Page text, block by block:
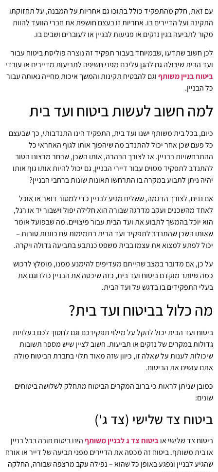
עם זאת, חלק מהתפקיד כולל בתוכו גם אחריות על המבנה, על תחזוקתו
התקינה ועל הדיירים בו. אחריות זו בעצם חושפת את חברי הוועד להוות
מקור לתביעה בגין נזקים או פגיעות לבניין או לעוברים ושבים בו.
לכן חשוב שתדעו ,שבמיוחד בעבור תפקיד זה נוצרה פוליסת ביטוח עבור
ועד הבית שיכולה גם להגן עליכם מפני חשיפה לתביעות מדיירים או עובדי
ביטוח בניין משותףוגם להבטיח תקינות והמשך איכות מחייה נאותה עבור
כל הבניין.
למה חשוב לעשות ביטוח ועד בית
כיום, בכל בית משותף ישנו ועד בית, התפקיד הינו התנדבותי, כך שבעצם
כל פעם שכן אחר יכול להתנדב מה שיהפוך אותו לגוף האחראי כל
ההתרחשויות בבניין.אז לצורך הבהרה, אותו השכן, שבחר מרצונו הטוב
להתנדב לתפקיד מסוים עבור דיירי הבניין, גם יכול להיות אותו גוף אותו
יהיה ניתן לתבוע במקרה בו התרחשו תאונות שונות ברחבי הבניין?
אם נניח, לצורך הדגמה, ששליח מגיע לבניין כדי למסור דואר או אוכל
לאחד מהשכנים ועקב מדרגה שבורה הוא חלילה יפול וישבור יד או רגל,
הוא יוכל בהמשך לתבוע את ועד הבית עבור פיצויים. מה שבפועל אומר
שאותו השכן שהתנדב לתפקיד ועד הבית בתמימות עם כוונות טובות –
יכול לפתע למצוא את עצמו בבית משפט כנתבע בתביעה גדולה ויקרה.
על כן, אם מדובר במצב שהייתם מעדיפים להימנע ממנו, מומלץ לרכוש
כמה שיותר מוקדם ביטוח ועד בית, כזה שיכסה את הבניין כולו וגם את
בעלי התפקידים בו בדגש על ועד הבית.
מה כלול בביטוח ועד בית?
ביטוח ועד הבית יכול להקל על מילוי תפקידכם וגם לחסוך לכם בעלויות
גדולות במקרים של נזקים או תביעות. חשוב לציין שיש מספר תשובות
שיכולות לענות על שאלה זו, כיוון שזה מאוד תלוי בחברת הביטוח מולה
אתם עושים את הביטוח.
כמובן שניתן לראות כי ברוב המקרים הביטוח מתחלק לשלושה ביטוחים
שונים:
ביטוח צד שלישי (צד ג')
ביטוח צד שלישי אוביטוח צד ג לבניין משותףהינו ביטוח חובה בכל בניין
או בית משותף. ביטוח זה מכסה את הדיירים מפני תביעה של דייר או אורח
שהגיע לבניין ונפגע באופן כל שהוא – נפילה עקב מרצפה שבורה, החלקה